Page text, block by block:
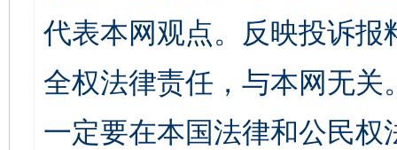
代表本网观点。反映投诉
全权法律责任，与本网无
一定要在本国法律和公民